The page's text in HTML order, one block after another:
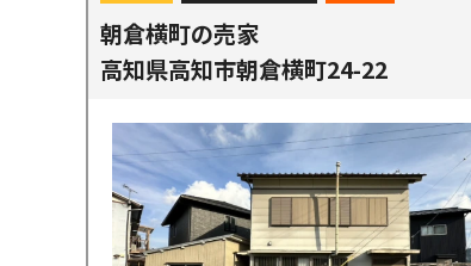
朝倉横町の売家
高知県高知市朝倉横町24-22